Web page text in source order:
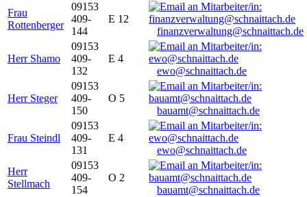
Frau
Rottenberger
09153
409-
144
E 12
finanzverwaltung@schnaittach.de
Herr Shamo
09153
409-
132
E 4
ewo@schnaittach.de
Herr Steger
09153
409-
150
O 5
bauamt@schnaittach.de
Frau Steindl
09153
409-
131
E 4
ewo@schnaittach.de
Herr
Stellmach
09153
409-
154
O 2
bauamt@schnaittach.de